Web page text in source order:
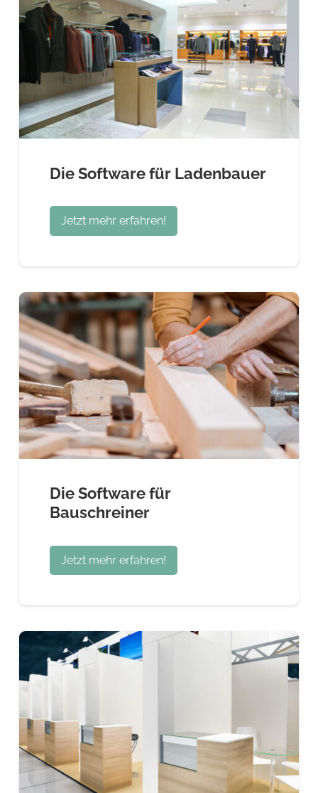
Die Software für Ladenbauer
Jetzt mehr erfahren!
Die Software für
Bauschreiner
Jetzt mehr erfahren!